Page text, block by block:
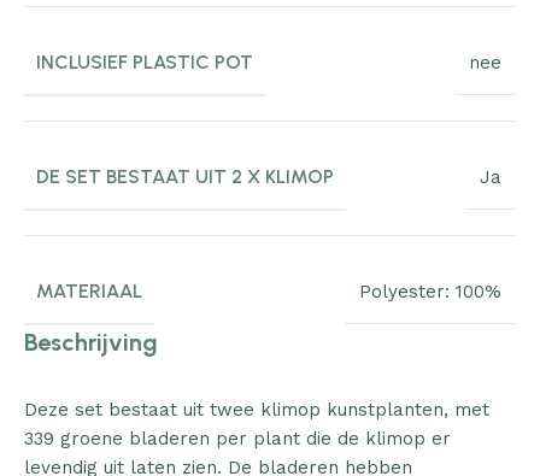
INCLUSIEF PLASTIC POT nee
DE SET BESTAAT UIT 2 X KLIMOP Ja
MATERIAAL Polyester: 100%
Beschrijving
Deze set bestaat uit twee klimop kunstplanten, met
339 groene bladeren per plant die de klimop er
levendig uit laten zien. De bladeren hebben